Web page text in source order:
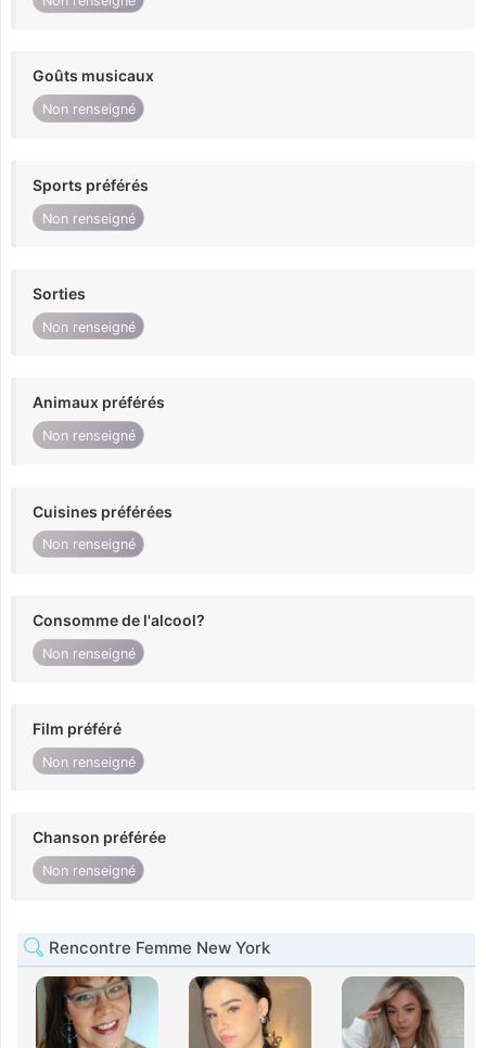
Goûts musicaux
Non renseigné
Sports préférés
Non renseigné
Sorties
Non renseigné
Animaux préférés
Non renseigné
Cuisines préférées
Non renseigné
Consomme de l'alcool?
Non renseigné
Film préféré
Non renseigné
Chanson préférée
Non renseigné
Rencontre Femme New York